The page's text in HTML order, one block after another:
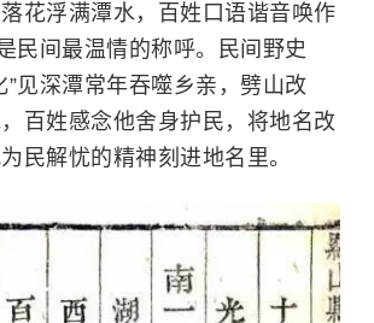
花浮满潭水，百姓口语谐音唤作
民间最温情的称呼。民间野史
”见深潭常年吞噬乡亲，劈山改
百姓感念他舍身护民，将地名改
民解忧的精神刻进地名里。